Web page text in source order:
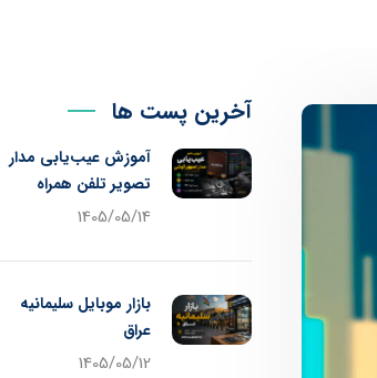
آخرین پست ها
آموزش عیب‌یابی مدار
تصویر تلفن همراه
1405/05/14
بازار موبایل سلیمانیه
عراق
1405/05/12